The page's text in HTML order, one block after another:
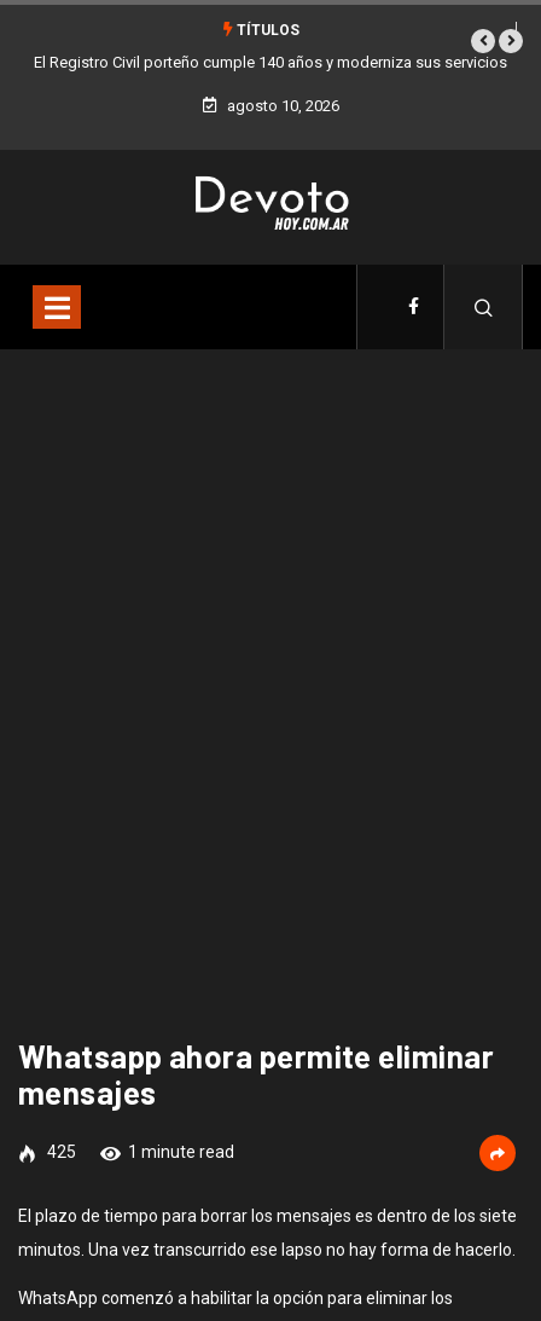
TÍTULOS
El Registro Civil porteño cumple 140 años y moderniza sus servicios
agosto 10, 2026
Whatsapp ahora permite eliminar
mensajes
425 1 minute read
El plazo de tiempo para borrar los mensajes es dentro de los siete
minutos. Una vez transcurrido ese lapso no hay forma de hacerlo.
WhatsApp comenzó a habilitar la opción para eliminar los